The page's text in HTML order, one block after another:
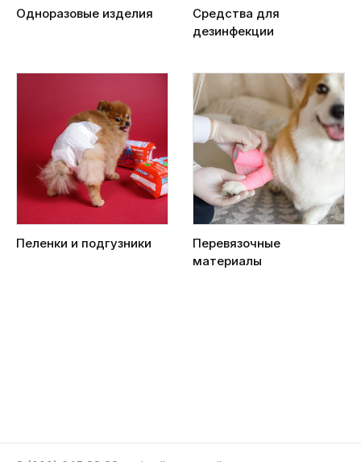
Одноразовые изделия
Средства для
дезинфекции
Пеленки и подгузники
Перевязочные
материалы